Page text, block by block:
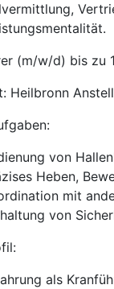
(m/w/d) bis zu
Heilbronn
von
Heben,
mit
von
als